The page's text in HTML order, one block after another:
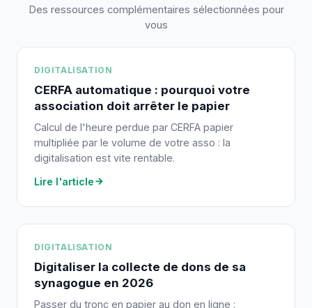
Des ressources complémentaires sélectionnées pour
vous
DIGITALISATION
CERFA automatique : pourquoi votre
association doit arrêter le papier
Calcul de l'heure perdue par CERFA papier
multipliée par le volume de votre asso : la
digitalisation est vite rentable.
Lire l'article
DIGITALISATION
Digitaliser la collecte de dons de sa
synagogue en 2026
Passer du tronc en papier au don en ligne :